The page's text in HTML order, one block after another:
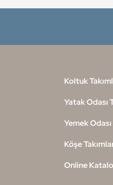
Koltuk
Yatak Odası
Yemek Odası
Köşe
Online